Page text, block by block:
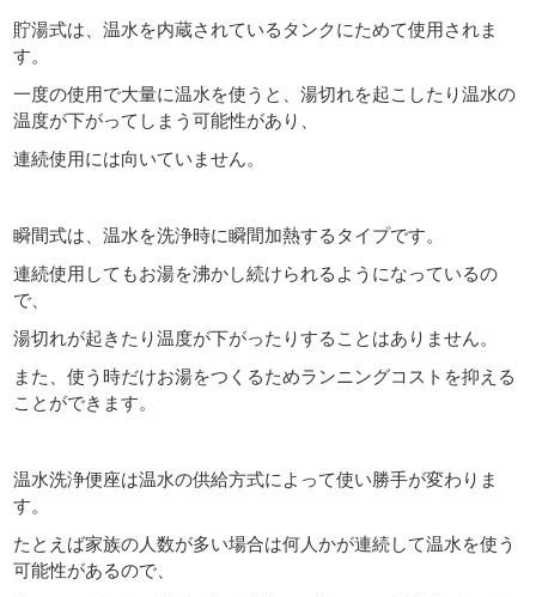
貯湯式は、温水を内蔵されているタンクにためて使用されま
す。
一度の使用で大量に温水を使うと、湯切れを起こしたり温水の
温度が下がってしまう可能性があり、
連続使用には向いていません。
瞬間式は、温水を洗浄時に瞬間加熱するタイプです。
連続使用してもお湯を沸かし続けられるようになっているの
で、
湯切れが起きたり温度が下がったりすることはありません。
また、使う時だけお湯をつくるためランニングコストを抑える
ことができます。
温水洗浄便座は温水の供給方式によって使い勝手が変わりま
す。
たとえば家族の人数が多い場合は何人かが連続して温水を使う
可能性があるので、